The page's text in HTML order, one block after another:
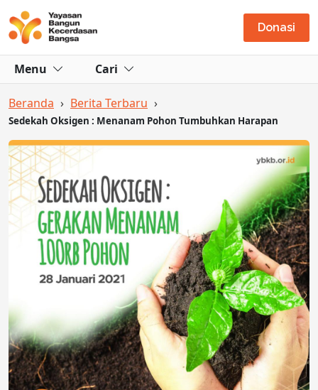
Donasi
Menu Cari
Beranda › Berita Terbaru ›
Sedekah Oksigen : Menanam Pohon Tumbuhkan Harapan